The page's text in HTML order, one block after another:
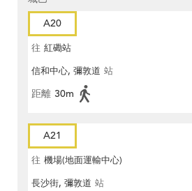
A20
往 紅磡站
信和中心, 彌敦道 站
距離 30m
A21
往 機場(地面運輸中心)
長沙街, 彌敦道 站